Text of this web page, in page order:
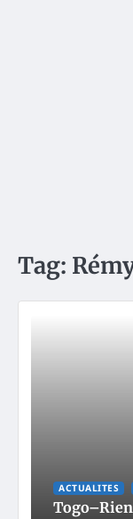
Tag:
ACTUALITES